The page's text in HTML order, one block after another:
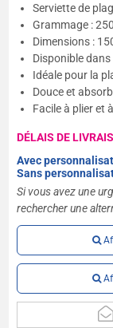
Serviette de
Grammage :
Dimensions :
Disponible
Idéale pour la
Douce et
Facile à plier et
DÉLAIS DE
Avec
Sans
Si vous avez une
rechercher une